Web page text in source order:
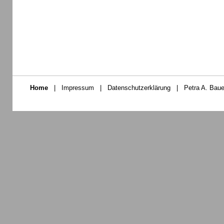
Home | Impressum | Datenschutzerklärung | Petra A.